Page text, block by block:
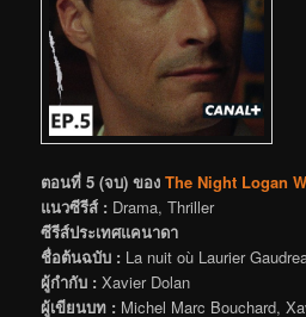
ตอนที่ 5 (จบ) ของ The Night Logan
แนวซีรีส์ : Drama, Thriller
ซีรีส์ประเทศแคนาดา
ชื่อต้นฉบับ : La nuit où Laurier
ผู้กำกับ : Xavier Dolan
ผู้เขียนบท : Michel Marc Bouchard,